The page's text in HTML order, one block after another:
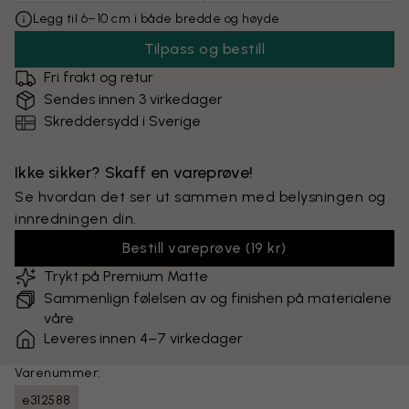
Legg til 6–10 cm i både bredde og høyde
Tilpass og bestill
Fri frakt og retur
Sendes innen 3 virkedager
Skreddersydd i Sverige
Ikke sikker? Skaff en vareprøve!
Se hvordan det ser ut sammen med belysningen og
innredningen din.
Bestill vareprøve (19 kr)
Trykt på Premium Matte
Sammenlign følelsen av og finishen på materialene
våre
Leveres innen 4–7 virkedager
Varenummer:
e312588